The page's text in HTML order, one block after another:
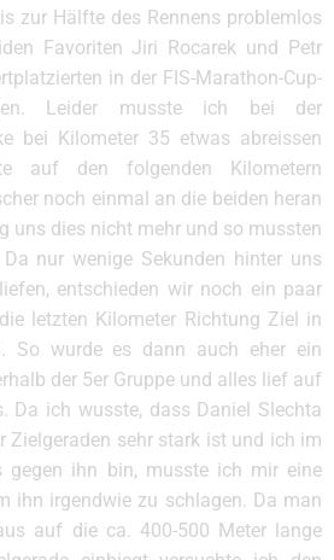
zur Hälfte des Rennens problemlos
Favoriten Jiri Rocarek und Petr
in der FIS-Marathon-Cup-
Leider musste ich bei der
bei Kilometer 35 etwas abreissen
auf den folgenden Kilometern
noch einmal an die beiden heran
uns dies nicht mehr und so mussten
nur wenige Sekunden hinter uns
entschieden wir noch ein paar
letzten Kilometer Richtung Ziel in
So wurde es dann auch eher ein
der 5er Gruppe und alles lief auf
Da ich wusste, dass Daniel Slechta
Zielgeraden sehr stark ist und ich im
gegen ihn bin, musste ich mir eine
ihn irgendwie zu schlagen. Da man
auf die ca. 400-500 Meter lange